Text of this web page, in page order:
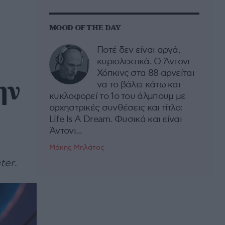
.
MOOD OF THE DAY
Ποτέ δεν είναι αργά,
κυριολεκτικά. Ο Άντονι
Χόπκινς στα 88 αρνείται
να το βάλει κάτω και
κυκλοφορεί το 1ο του άλμπουμ με
ορχηστρικές συνθέσεις και τίτλο:
Life Is A Dream. Φυσικά και είναι
Άντονι...
Μάκης Μηλάτος